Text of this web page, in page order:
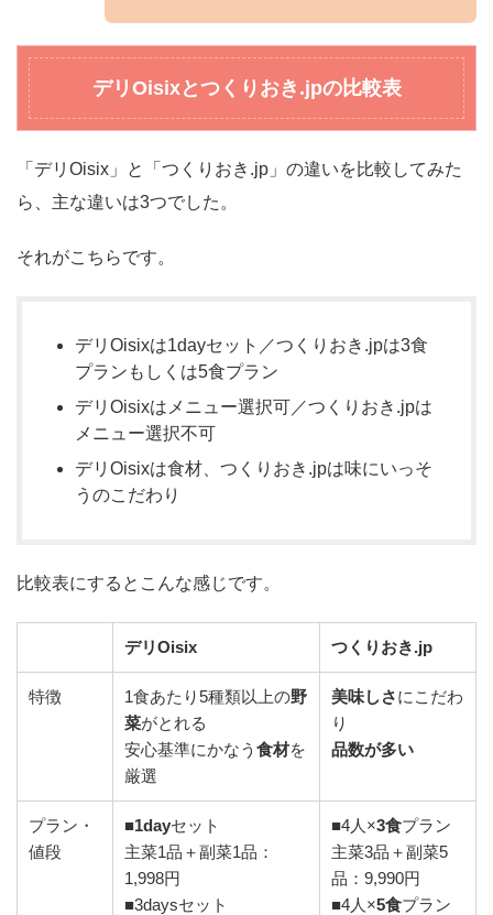
デリOisixとつくりおき.jpの比較表
「デリOisix」と「つくりおき.jp」の違いを比較してみた
ら、主な違いは3つでした。
それがこちらです。
デリOisixは1dayセット／つくりおき.jpは3食
プランもしくは5食プラン
デリOisixはメニュー選択可／つくりおき.jpは
メニュー選択不可
デリOisixは食材、つくりおき.jpは味にいっそ
うのこだわり
比較表にするとこんな感じです。
デリOisix つくりおき.jp
特徴 1食あたり5種類以上の野
菜がとれる
安心基準にかなう 食材を
厳選
美味しさにこだわ
り
品数が多い
プラン・
値段
■1dayセット
主菜1品＋副菜1品：
1,998円
■3daysセット
■4人×3食プラン
主菜3品＋副菜5
品：9,990円
■4人×5食プラン